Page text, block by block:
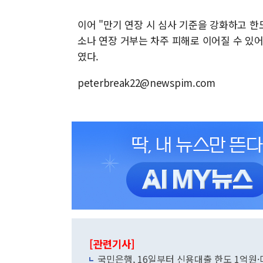
이어 "만기 연장 시 심사 기준을 강화하고
소나 연장 거부는 차주 피해로 이어질 수 있
였다.
peterbreak22@newspim.com
[관련기사]
국민은행, 16일부터 신용대출 한도 1억원